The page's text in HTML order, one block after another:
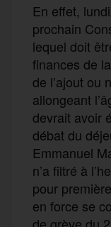
En effet,
prochain
lequel doit
finances de
de l’ajout ou
allongeant
devrait avoir
débat du
Emmanuel
n’a filtré à
pour
en force se
de grève du